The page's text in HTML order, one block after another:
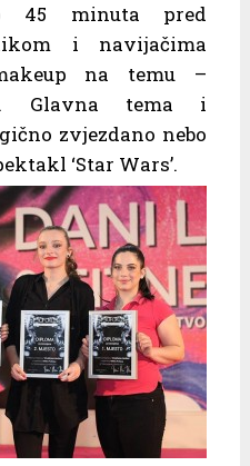
45 minuta pred
i navijačima
na temu –
. Glavna tema i
zvjezdano nebo
‘Star Wars’.